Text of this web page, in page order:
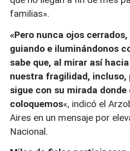
familias».
«Pero nunca ojos
guiando e iluminándonos
sabe que, al mirar así
nuestra fragilidad, incluso,
sigue con su mirada donde
coloquemos«, indicó el
Aires en un mensaje por
Nacional.